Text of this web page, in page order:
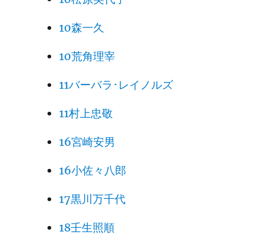
10森一久
10荒角理宰
11バーバラ･レイノルズ
11村上忠敬
16宮崎安男
16小佐々八郎
17黒川万千代
18壬生照順